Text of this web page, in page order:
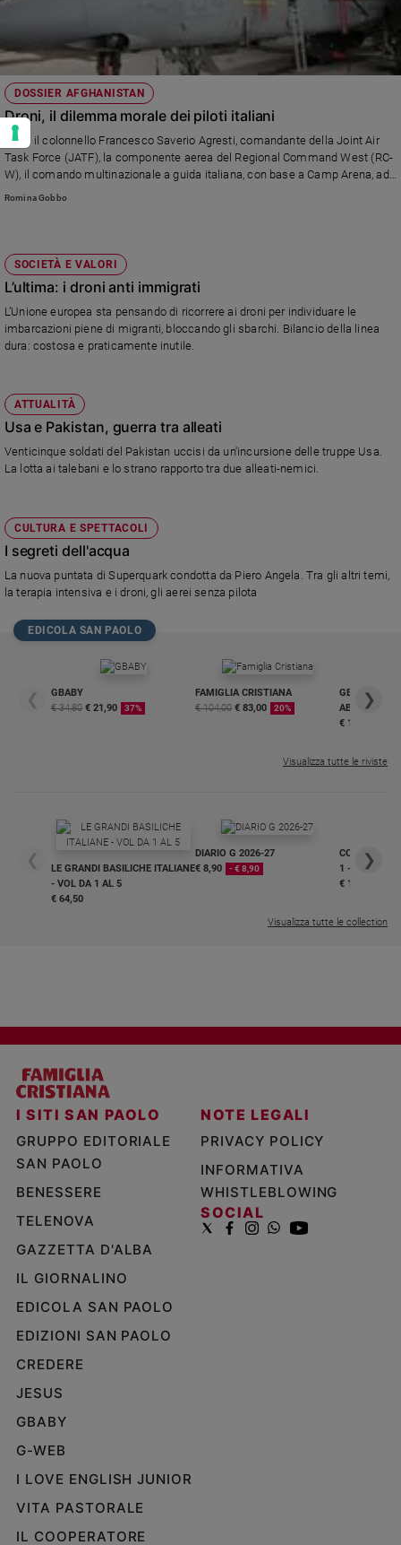
DOSSIER AFGHANISTAN
Droni, il dilemma morale dei piloti italiani
Parla il colonnello Francesco Saverio Agresti, comandante della Joint Air
Task Force (JATF), la componente aerea del Regional Command West (RC-
W), il comando multinazionale a guida italiana, con base a Camp Arena, ad
Herat."La questione etica esiste a prescindere dal fatto che il pilotaggio sia
Romina Gobbo
SOCIETÀ E VALORI
L’ultima: i droni anti immigrati
L’Unione europea sta pensando di ricorrere ai droni per individuare le
imbarcazioni piene di migranti, bloccando gli sbarchi. Bilancio della linea
dura: costosa e praticamente inutile.
ATTUALITÀ
Usa e Pakistan, guerra tra alleati
Venticinque soldati del Pakistan uccisi da un'incursione delle truppe Usa.
La lotta ai talebani e lo strano rapporto tra due alleati-nemici.
CULTURA E SPETTACOLI
I segreti dell'acqua
La nuova puntata di Superquark condotta da Piero Angela. Tra gli altri temi,
la terapia intensiva e i droni, gli aerei senza pilota
EDICOLA SAN PAOLO
❮
GBABY
€ 34,80 € 21,90 37%
FAMIGLIA CRISTIANA
€ 104,00 € 83,00 20%
GBABY
€ 16,99
❯
Visualizza tutte le riviste
❮
LE GRANDI BASILICHE ITALIANE
- VOL DA 1 AL 5
€ 64,50
DIARIO G 2026-27
€ 8,90
- € 8,90
COLLANA
1 - 2
€ 18,50
❯
Visualizza tutte le collection
I SITI SAN PAOLO
GRUPPO EDITORIALE
SAN PAOLO
BENESSERE
TELENOVA
GAZZETTA D'ALBA
IL GIORNALINO
EDICOLA SAN PAOLO
EDIZIONI SAN PAOLO
CREDERE
JESUS
GBABY
G-WEB
I LOVE ENGLISH JUNIOR
VITA PASTORALE
IL COOPERATORE
NOTE LEGALI
PRIVACY POLICY
INFORMATIVA
WHISTLEBLOWING
SOCIAL